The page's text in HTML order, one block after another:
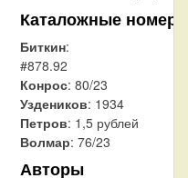
Каталожные номера
Биткин:
#878.92
Конрос: 80/23
Уздеников: 1934
Петров: 1,5 рублей
Волмар: 76/23
Авторы